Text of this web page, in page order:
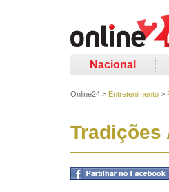
Nacional
Online24 > Entretenimento >
Tradições